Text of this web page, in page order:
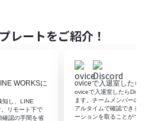
を選択し、「Webhookを受信し
いうアクションを設定し、スペー
す。
レコード取得機能を設定し、
情報をもとに従業員情報を取得し
レートをご紹介！
WORKSに
知し、LINE
リモート下で
確認の手間を省
oviceで入退室したら
oviceで入退室したら
ます。チームメンバーの入
アルタイムで確認できるた
ーションを取ることができ